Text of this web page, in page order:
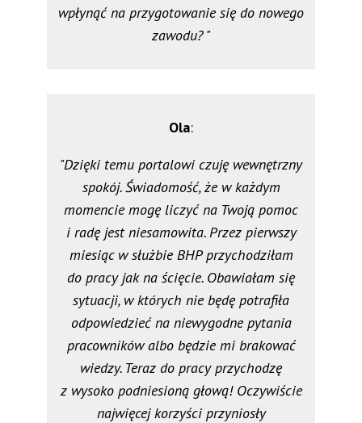
wpłynąć na przygotowanie się do nowego
zawodu? "
Ola:
"Dzięki temu portalowi czuję wewnętrzny
spokój. Świadomość, że w każdym
momencie mogę liczyć na Twoją pomoc
i radę jest niesamowita. Przez pierwszy
miesiąc w służbie BHP przychodziłam
do pracy jak na ścięcie. Obawiałam się
sytuacji, w których nie będę potrafiła
odpowiedzieć na niewygodne pytania
pracowników albo będzie mi brakować
wiedzy. Teraz do pracy przychodzę
z wysoko podniesioną głową! Oczywiście
najwięcej korzyści przyniosły